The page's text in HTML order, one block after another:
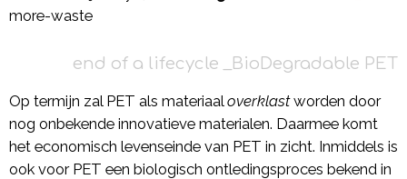
more-waste
end of a lifecycle _BioDegradable PET
Op termijn zal PET als materiaal overklastworden door
nog onbekende innovatieve materialen. Daarmee komt
het economisch levenseinde van PET in zicht. Inmiddels is
ook voor PET een biologisch ontledingsproces bekend in